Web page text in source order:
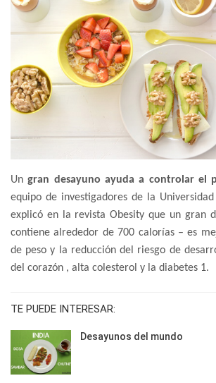
Ungran desayuno ayuda a controlar el
equipo de investigadores de la
explicó en la revista Obesity que un gran
contiene alrededor de 700 calorías – es
de peso y la reducción del riesgo de
del corazón , alta colesterol y la diabetes 1.
TE PUEDE INTERESAR:
Desayunos del mundo